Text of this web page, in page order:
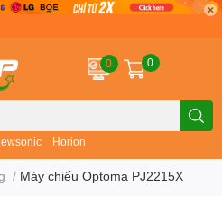
Horion
0 0
/ Máy chiếu Optoma PJ2215X